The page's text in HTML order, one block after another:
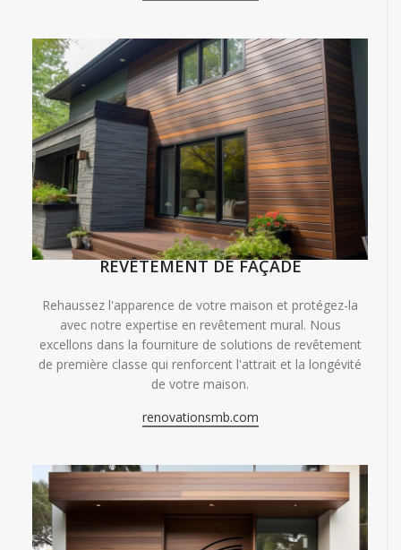
REVÊTEMENT DE FAÇADE
Rehaussez l'apparence de votre maison et protégez-la
avec notre expertise en revêtement mural. Nous
excellons dans la fourniture de solutions de revêtement
de première classe qui renforcent l'attrait et la longévité
de votre maison.
renovationsmb.com